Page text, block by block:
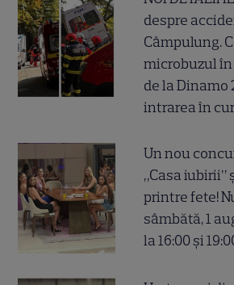
despre
Câmpulung.
microbuzul în
de la Dinamo
intrarea în
Un nou
„Casa iubirii”
printre fete!
sâmbătă, 1
la 16:00 și